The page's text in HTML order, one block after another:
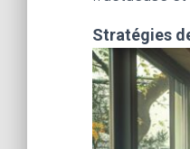
Stratégies